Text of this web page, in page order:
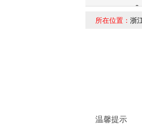
各市自考
所在位置： 浙
温馨提示